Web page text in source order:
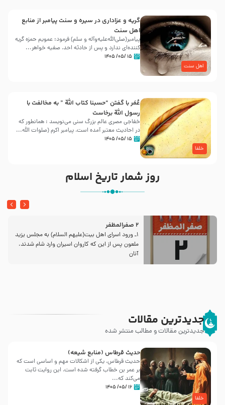
اهل سنت
گریه و عزاداری در سیره و سنت پیامبر از منابع
اهل سنت
پیامبر(صلی‌الله‌علیه‌وآله و سلم) فرمود: عمویم حمزه گریه
کننده‌ای ندارد و پس از حادثه احد، صفیه خواهر...
۱۵ /۰۵/ ۱۴۰۵
خلفا
عُمَر با گفتن “حسبنا كتاب اللّه ” به مخالفت با
رسول اللّه برخاست
خفاجی مصری عالم بزرگ سنی می‌نویسد : همانطور که
در احادیث معتبر آمده است، پیامبر اکرم (صلوات اللّه...
۱۵ /۰۵/ ۱۴۰۵
روز شمار تاریخ اسلام
2 صفرالمظفر
1ـ ورود اسراى اهل بیت‌(علیهم السلام) به مجلس یزید
ملعون پس از این كه كاروان اسیران وارد شام شدند،
آنان
جدیدترین مقالات
جدیدترین مقالات و مطالب منتشر شده
خلفا
حدیث قرطاس (منابع شیعه)
حدیث قرطاس، یکی از اشکالات مهم و اساسی است که
بر عمر بن خطاب گرفته شده است، این روایت ثابت
می‌کند که...
۱۶ /۰۵/ ۱۴۰۵